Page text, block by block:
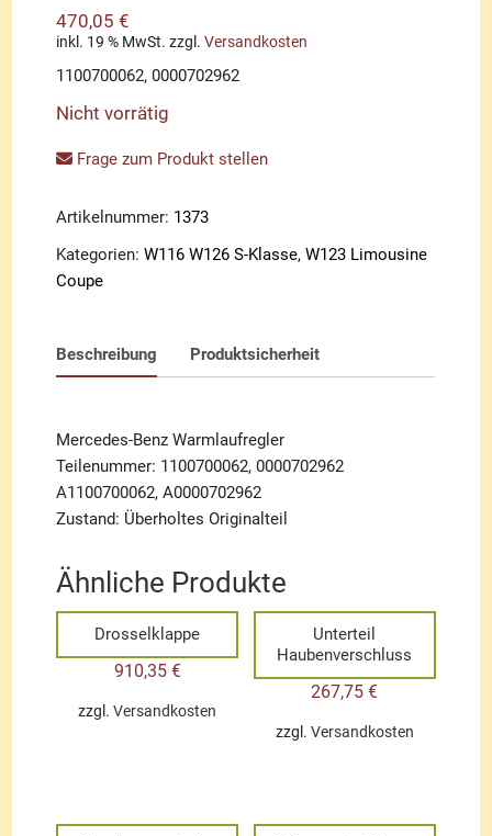
470,05€
inkl. 19 % MwSt. zzgl.Versandkosten
1100700062, 0000702962
Nicht vorrätig
Frage zum Produkt stellen
Artikelnummer: 1373
Kategorien:W116 W126 S-Klasse,W123 Limousine
Coupe
Beschreibung Produktsicherheit
Mercedes-Benz Warmlaufregler
Teilenummer: 1100700062, 0000702962
A1100700062, A0000702962
Zustand: Überholtes Originalteil
Ähnliche Produkte
Drosselklappe
910,35 €
zzgl.Versandkosten
Unterteil
Haubenverschluss
267,75€
zzgl. Versandkosten